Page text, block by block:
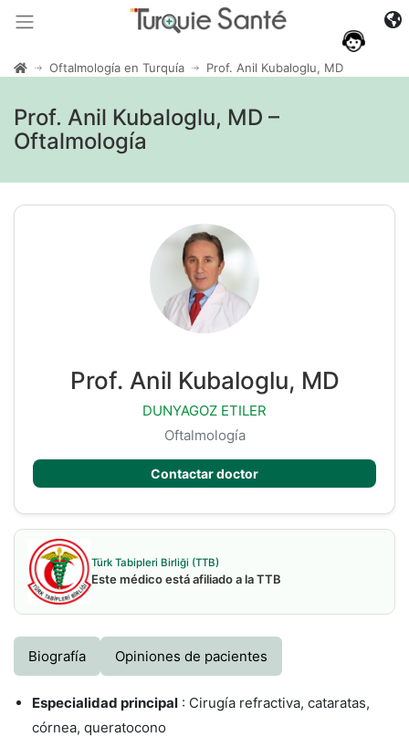
Oftalmología en Turquía Prof. Anil Kubaloglu, MD
Prof. Anil Kubaloglu, MD –
Oftalmología
Prof. Anil Kubaloglu, MD
DUNYAGOZ ETILER
Oftalmología
Contactar doctor
Türk Tabipleri Birliği (TTB)
Este médico está afiliado a la TTB
Biografía Opiniones de pacientes
Especialidad principal : Cirugía refractiva, cataratas,
córnea, queratocono